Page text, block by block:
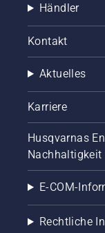
Händler
Kontakt
Aktuelles
Karriere
Husqvarnas
Nachhaltigkeit
E-COM-
Rechtliche